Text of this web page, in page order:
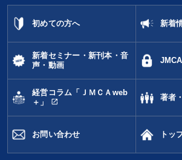
金利 一倉定 会長 サービス
地方企業の勝ち方
不動産投資 話し方 入門篇 交渉
※「更新」を押すと「タグ・キーワード」を更新いただけます。
初めての方へ 新着
新着セミナー・新刊本・音
声・動画
経営コラム「ＪＭＣＡweb
＋」
open_in_new
著者
お問い合わせ トッ